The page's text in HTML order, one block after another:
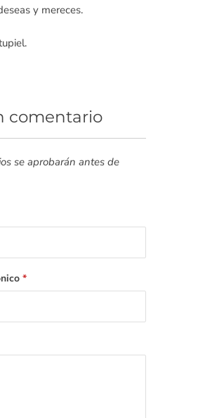
y mereces.
comentario
se aprobarán antes de
*